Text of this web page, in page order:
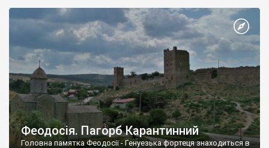
Феодосія. Пагорб Карантинний
Головна памятка Феодосії - Генуезька фортеця знаходиться в